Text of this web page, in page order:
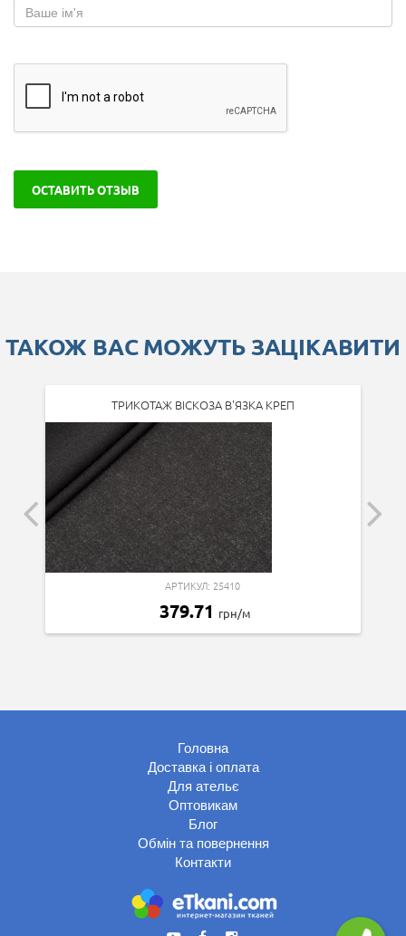
ОСТАВИТЬ ОТЗЫВ
ТАКОЖ ВАС МОЖУТЬ ЗАЦІКАВИТИ
ТРИКОТАЖ ВІСКОЗА В'ЯЗКА КРЕП
АРТИКУЛ: 25410
379.71 грн/м
Головна
Доставка і оплата
Для ательє
Оптовикам
Блог
Обмін та повернення
Контакти